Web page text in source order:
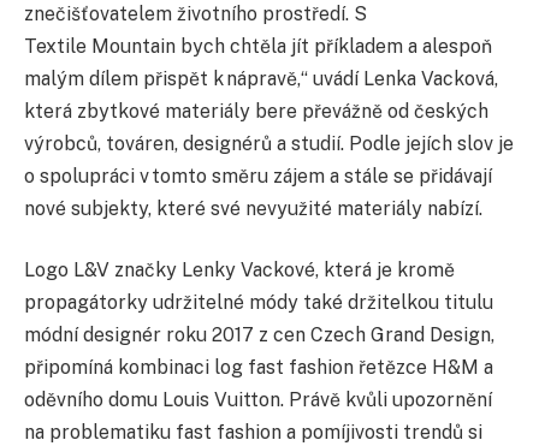
znečišťovatelem životního prostředí. S
Textile Mountain bych chtěla jít příkladem a alespoň
malým dílem přispět k nápravě,“ uvádí Lenka Vacková,
která zbytkové materiály bere převážně od českých
výrobců, továren, designérů a studií. Podle jejích slov je
o spolupráci v tomto směru zájem a stále se přidávají
nové subjekty, které své nevyužité materiály nabízí.
Logo L&V značky Lenky Vackové, která je kromě
propagátorky udržitelné módy také držitelkou titulu
módní designér roku 2017 z cen Czech Grand Design,
připomíná kombinaci log fast fashion řetězce H&M a
oděvního domu Louis Vuitton. Právě kvůli upozornění
na problematiku fast fashion a pomíjivosti trendů si